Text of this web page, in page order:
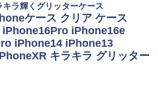
ラ輝くグリッターケース
ケース クリア ケース
iPhone16e
iPhone14 iPhone13
キラキラ グリッター